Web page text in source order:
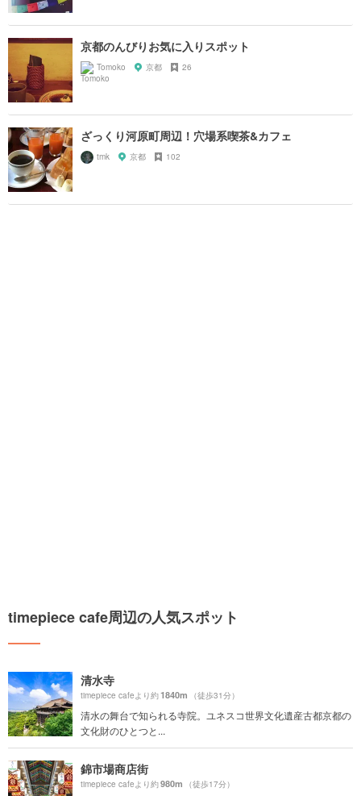
京都のんびりお気に入りスポット
Tomoko 京都 26
ざっくり河原町周辺！穴場系喫茶&カフェ
tmk 京都 102
timepiece cafe周辺の人気スポット
清水寺
timepiece cafeより約1840m （徒歩31分）
清水の舞台で知られる寺院。ユネスコ世界文化遺産古都京都の
文化財のひとつと...
錦市場商店街
timepiece cafeより約980m （徒歩17分）